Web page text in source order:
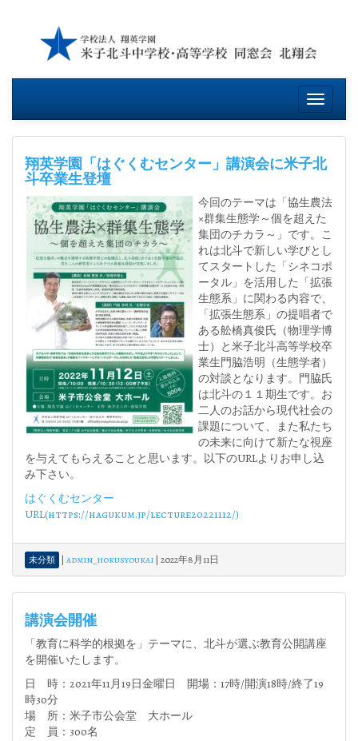
content
Toggle
翔英学園「はぐくむセンター」講演会に米子北
斗卒業生登壇
今回のテーマは「協生農法
×群集生態学～個を超えた
集団のチカラ～」です。こ
れは北斗で新しい学びとし
てスタートした「シネコポ
ータル」を活用した「拡張
生態系」に関わる内容で、
「拡張生態系」の提唱者で
ある舩橋真俊氏（物理学博
士）と米子北斗高等学校卒
業生門脇浩明（生態学者）
の対談となります。門脇氏
は北斗の１１期生です。お
二人のお話から現代社会の
課題について、また私たち
の未来に向けて新たな視座
を与えてもらえることと思います。以下のURLよりお申し込
み下さい。
はぐくむセンター
URL(https://hagukum.jp/lecture20221112/)
未分類 | admin_hokusyoukai | 2022年8月11日
講演会開催
「教育に科学的根拠を」テーマに、北斗が選ぶ教育公開講座
を開催いたします。
日 時：2021年11月19日金曜日 開場：17時/開演18時/終了19
時30分
場 所：米子市公会堂 大ホール
定 員：300名